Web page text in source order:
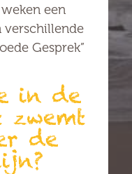
een
verschillende
Gesprek”
in de
zwemt
de